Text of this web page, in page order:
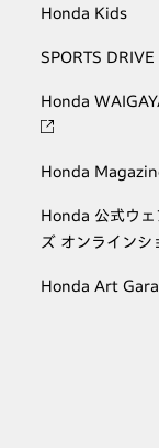
Honda Kids
SPORTS DRIVE
Honda
Honda
Honda 公式ウェ
ズ オンラインシ
Honda Art